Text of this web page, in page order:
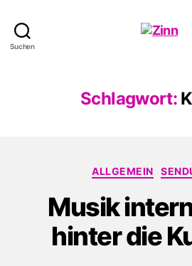
Suchen
Schlagwort:
ALLGEMEIN
Musik
hinter die